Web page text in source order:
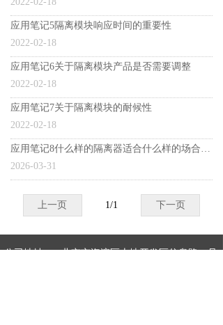
应用笔记5隔离模块响应时间的重要性
2022-02-18
应用笔记6关于隔离模块产品是否需要调整
2022-02-18
应用笔记7关于隔离模块的耐候性
2022-02-18
应用笔记8什么样的隔离器适合什么样的场合应用
2026-03-31
上一页 下一页
1/1
公司地址：
北京市海淀区上地开发区信息路一号